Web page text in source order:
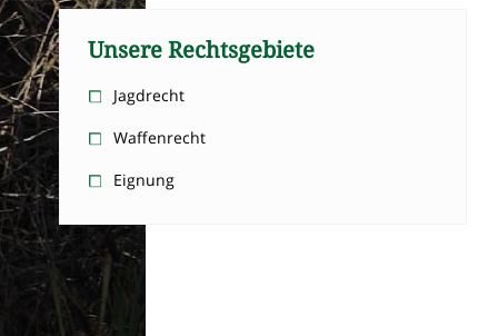
Unsere Rechtsgebiete
Jagdrecht
Waffenrecht
Eignung